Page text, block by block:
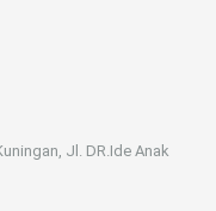
Jl. DR.Ide Anak